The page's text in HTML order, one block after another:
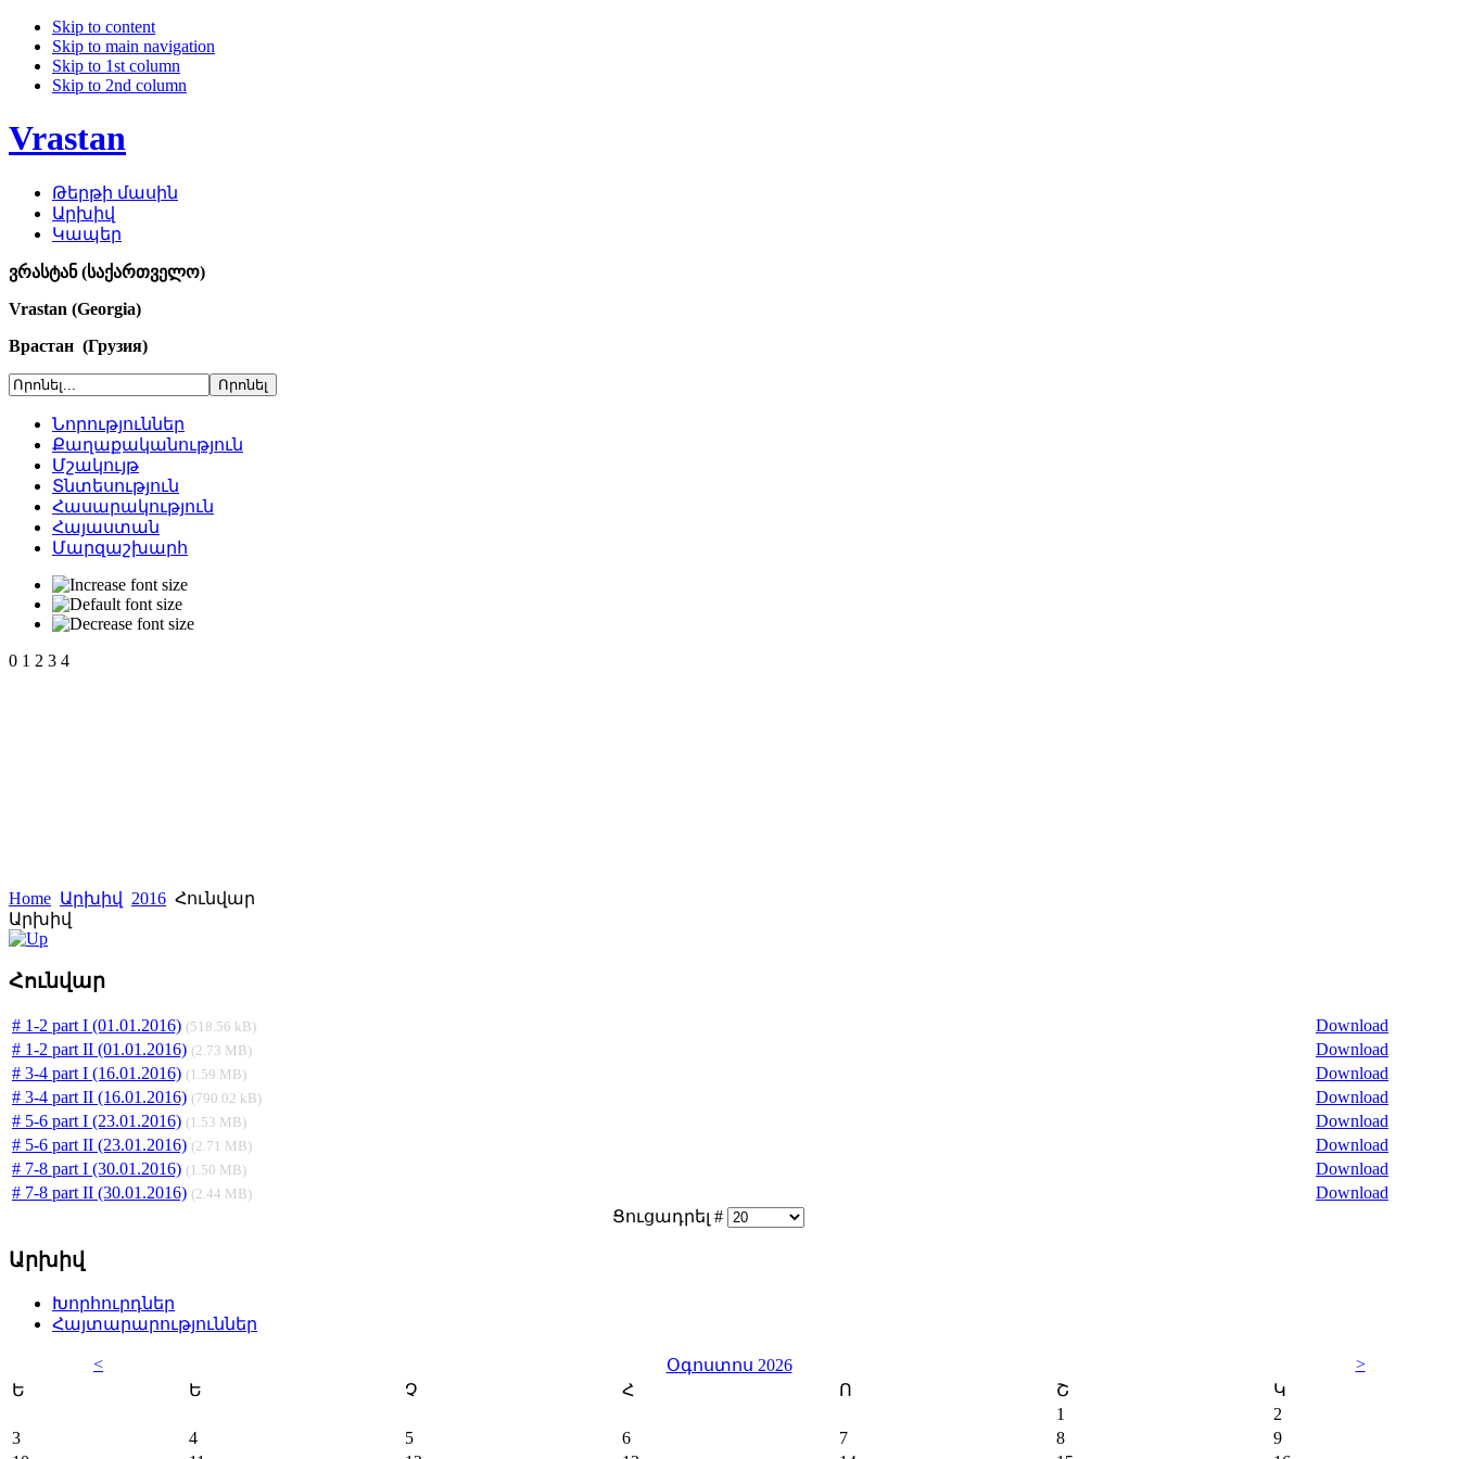
Skip to content
Skip to main navigation
Skip to 1st column
Skip to 2nd column
Vrastan
Թերթի մասին
Արխիվ
Կապեր
ვრასტან (საქართველო)
Vrastan (Georgia)
Врастан (Грузия)
Նորություններ
Քաղաքականություն
Մշակույթ
Տնտեսություն
Հասարակություն
Հայաստան
Մարզաշխարհ
0 1 2 3 4
Home Արխիվ 2016 Հունվար
Արխիվ
Հունվար
# 1-2 part I (01.01.2016) (518.56 kB)
Download
# 1-2 part II (01.01.2016) (2.73 MB)
Download
# 3-4 part I (16.01.2016) (1.59 MB)
Download
# 3-4 part II (16.01.2016) (790.02 kB)
Download
# 5-6 part I (23.01.2016) (1.53 MB)
Download
# 5-6 part II (23.01.2016) (2.71 MB)
Download
# 7-8 part I (30.01.2016) (1.50 MB)
Download
# 7-8 part II (30.01.2016) (2.44 MB)
Download
Ցուցադրել #
Արխիվ
Խորհուրդներ
Հայտարարություններ
< Օգոստոս 2026
>
Ե
Ե Չ Հ Ո Շ
Կ
1
2
3
4 5 6 7 8
9